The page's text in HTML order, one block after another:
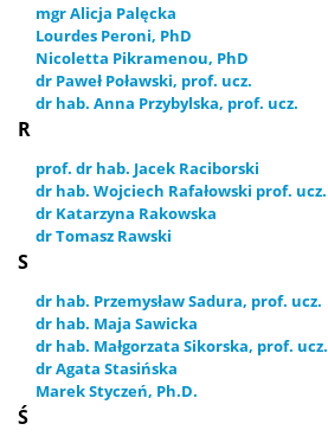
mgr Alicja Palęcka
Lourdes Peroni, PhD
Nicoletta Pikramenou, PhD
dr Paweł Poławski, prof. ucz.
dr hab. Anna Przybylska, prof. ucz.
R
prof. dr hab. Jacek Raciborski
dr hab. Wojciech Rafałowski prof. ucz.
dr Katarzyna Rakowska
dr Tomasz Rawski
S
dr hab. Przemysław Sadura, prof. ucz.
dr hab. Maja Sawicka
dr hab. Małgorzata Sikorska, prof. ucz.
dr Agata Stasińska
Marek Styczeń, Ph.D.
Ś